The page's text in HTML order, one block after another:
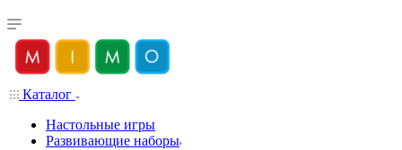
Каталог
Настольные игры
Развивающие наборы